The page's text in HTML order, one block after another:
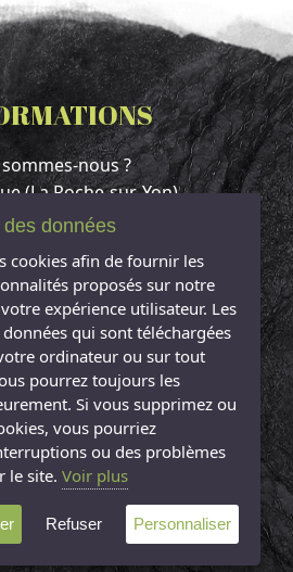
nous ?
(La Roche-sur-Yon)
& Accès
légales
Générales de Vente
CONTACTER
à Sucre
Jean Jaurès
La Roche-sur-Yon
09 81 18 32 51
données
cookies afin de fournir les
proposés sur notre
expérience utilisateur. Les
qui sont téléchargées
ordinateur ou sur tout
pourrez toujours les
Si vous supprimez ou
vous pourriez
ou des problèmes
le site. Voir plus
Refuser Personnaliser